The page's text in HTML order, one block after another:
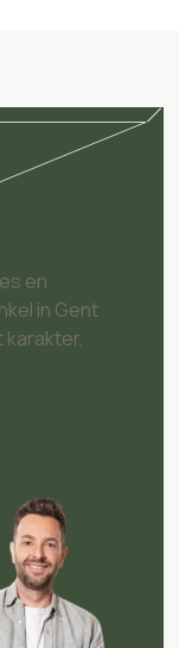
en
in Gent
karakter,